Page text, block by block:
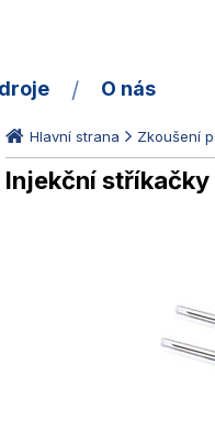
O nás
Hlavní strana Zkoušení
Injekční stříkačky